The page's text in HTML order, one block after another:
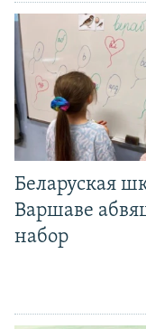
Беларуская
Варшаве
набор